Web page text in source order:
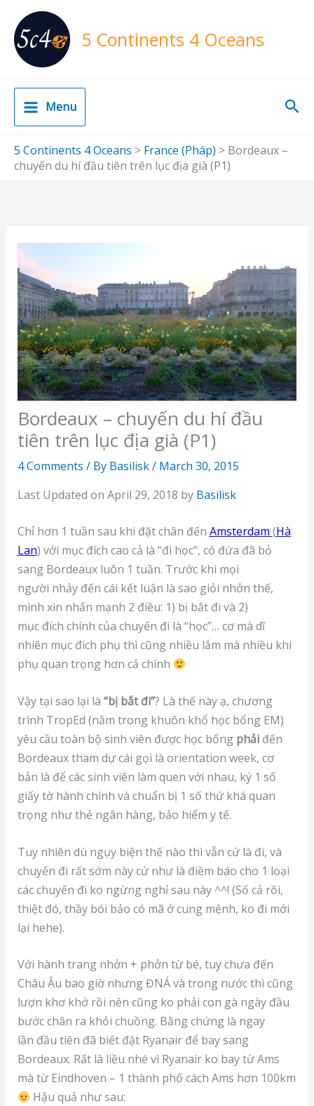
content
5 Continents 4 Oceans
Menu
5 Continents 4 Oceans > France (Pháp) > Bordeaux –
chuyến du hí đầu tiên trên lục địa già (P1)
Bordeaux – chuyến du hí đầu
tiên trên lục địa già (P1)
4 Comments / By Basilisk/ March 30, 2015
Last Updated on April 29, 2018 by Basilisk
Chỉ hơn 1 tuần sau khi đặt chân đến Amsterdam (Hà
Lan) với mục đích cao cả là “đi học”, có đứa đã bỏ
sang Bordeaux luôn 1 tuần. Trước khi mọi
người nhảy đến cái kết luận là sao giỏi nhởn thế,
mình xin nhấn mạnh 2 điều: 1) bị bắt đi và 2)
mục đích chính của chuyến đi là “học”… cơ mà dĩ
nhiên mục đích phụ thì cũng nhiều lắm mà nhiều khi
phụ quan trọng hơn cả chính
Vậy tại sao lại là “bị bắt đi”? Là thế này ạ, chương
trình TropEd (nằm trong khuôn khổ học bổng EM)
yêu cầu toàn bộ sinh viên được học bổng phảiđến
Bordeaux tham dự cái gọi là orientation week, cơ
bản là để các sinh viên làm quen với nhau, ký 1 số
giấy tờ hành chính và chuẩn bị 1 số thứ khá quan
trọng như thẻ ngân hàng, bảo hiểm y tế.
Tuy nhiên dù ngụy biện thế nào thì vẫn cứ là đi, và
chuyến đi rất sớm này cứ như là điềm báo cho 1 loại
các chuyến đi ko ngừng nghỉ sau này ^^! (Số cả rồi,
thiệt đó, thầy bói bảo có mã ở cung mệnh, ko đi mới
lại hehe).
Với hành trang nhởn + phởn từ bé, tuy chưa đến
Châu Âu bao giờ nhưng ĐNÁ và trong nước thì cũng
lượn khơ khớ rồi nên cũng ko phải con gà ngày đầu
bước chân ra khỏi chuồng. Bằng chứng là ngay
lần đầu tiên đã biết đặt Ryanair để bay sang
Bordeaux. Rất là liều nhé vì Ryanair ko bay từ Ams
mà từ Eindhoven – 1 thành phố cách Ams hơn 100km
Hậu quả như sau: